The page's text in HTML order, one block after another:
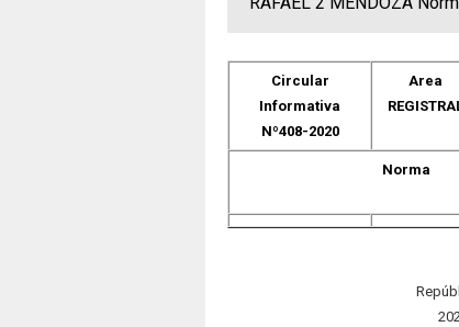
Circular
Informativa
Nº408-2020
Area
Norma